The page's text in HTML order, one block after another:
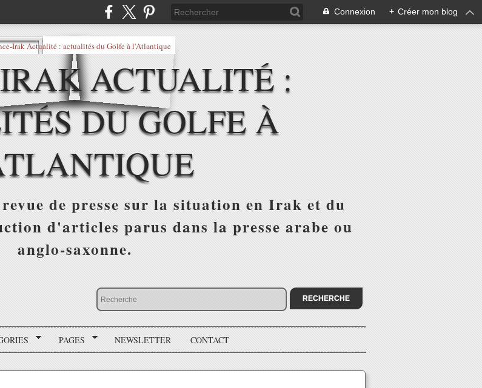
Connexion + Créer mon blog
ACTUALITÉ :
DU GOLFE À
de presse sur la situation en Irak et du
d'articles parus dans la presse arabe ou
anglo-saxonne.
PAGES NEWSLETTER CONTACT